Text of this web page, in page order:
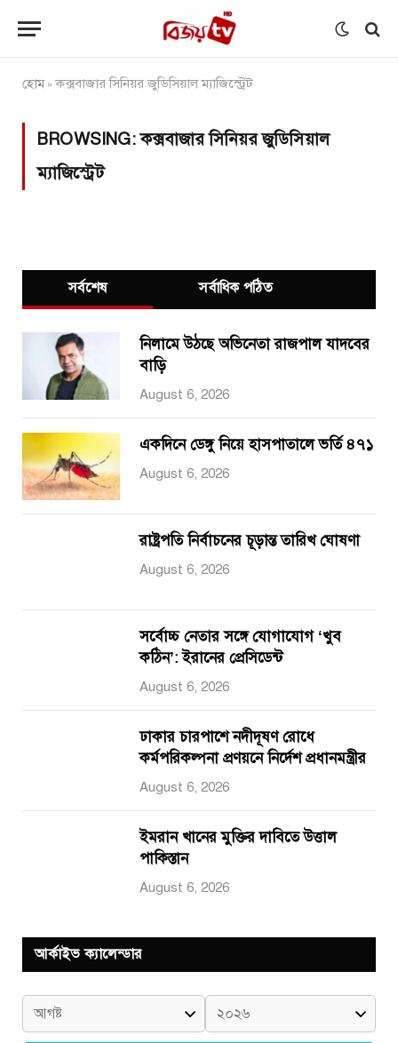
হোম»কক্সবাজার সিনিয়র জুডিসিয়াল ম্যাজিস্ট্রেট
BROWSING:কক্সবাজার সিনিয়র জুডিসিয়াল
ম্যাজিস্ট্রেট
সর্বশেষ সর্বাধিক পঠিত
নিলামে উঠছে অভিনেতা রাজপাল যাদবের
বাড়ি
August 6, 2026
একদিনে ডেঙ্গু নিয়ে হাসপাতালে ভর্তি ৪৭১
August 6, 2026
রাষ্ট্রপতি নির্বাচনের চূড়ান্ত তারিখ ঘোষণা
August 6, 2026
সর্বোচ্চ নেতার সঙ্গে যোগাযোগ ‘খুব
কঠিন’: ইরানের প্রেসিডেন্ট
August 6, 2026
ঢাকার চারপাশে নদীদূষণ রোধে
কর্মপরিকল্পনা প্রণয়নে নির্দেশ প্রধানমন্ত্রীর
August 6, 2026
ইমরান খানের মুক্তির দাবিতে উত্তাল
পাকিস্তান
August 6, 2026
আর্কাইভ ক্যালেন্ডার